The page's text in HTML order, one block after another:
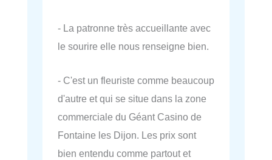
- La patronne très accueillante avec
le sourire elle nous renseigne bien.
- C'est un fleuriste comme beaucoup
d'autre et qui se situe dans la zone
commerciale du Géant Casino de
Fontaine les Dijon. Les prix sont
bien entendu comme partout et